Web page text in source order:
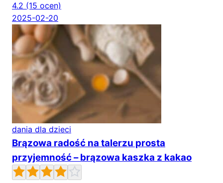
4.2 (15 ocen)
2025-02-20
dania dla dzieci
Brązowa radość na talerzu prosta
przyjemność – brązowa kaszka z kakao